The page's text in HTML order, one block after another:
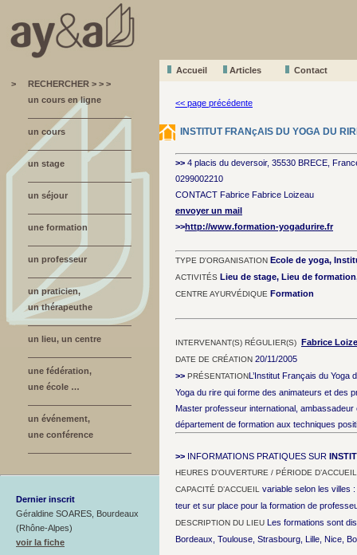
Accueil Articles
Contact
>
RECHERCHER > > >
un cours en ligne
un cours
un stage
un séjour
une formation
un professeur
un praticien,
un thérapeuthe
un lieu, un centre
une fédération,
une école …
un événement,
une conférence
Dernier inscrit
Géraldine SOARES, Bourdeaux
(Rhône-Alpes)
voir la fiche
<< page précédente
INSTITUT FRANçAIS DU YOGA DU
>> 4 placis du deversoir, 35530 BRECE,
0299002210
CONTACT Fabrice Fabrice Loizeau
envoyer un mail
>>http://www.formation-yogadurire.fr
TYPE D'ORGANISATION Ecole de yoga,
ACTIVITÉS Lieu de stage, Lieu de
CENTRE AYURVÉDIQUE Formation
INTERVENANT(S) RÉGULIER(S) Fabrice
DATE DE CRÉATION 20/11/2005
>> PRÉSENTATIONL’Institut Français du
Yoga du rire qui forme des animateurs et des
Master professeur international,
département de formation aux techniques
>> INFORMATIONS PRATIQUES SUR
HEURES D’OUVERTURE / PÉRIODE D’ACCUEIL
CAPACITÉ D’ACCUEIL
variable selon les villes
teur et sur place pour la formation de
DESCRIPTION DU LIEU Les formations sont
Bordeaux, Toulouse, Strasbourg, Lille, Nice,